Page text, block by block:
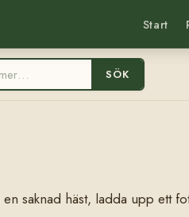
Start
SÖK
saknad häst, ladda upp ett